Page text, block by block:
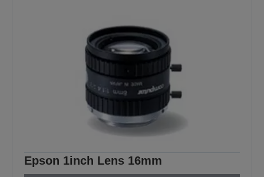
Epson 1inch Lens 16mm